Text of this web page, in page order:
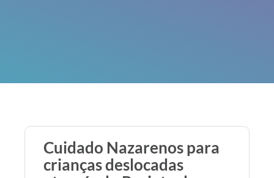
Cuidado Nazarenos para
crianças deslocadas